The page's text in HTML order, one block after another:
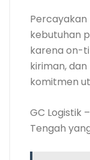
Percayakan
kebutuhan
karena on-
kiriman,
komitmen
GC Logistik
Tengah